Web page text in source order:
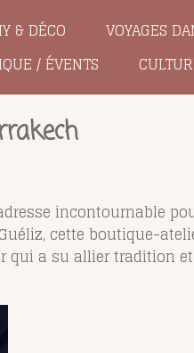
& DÉCO
VOYAGES
/ ÉVENTS
incontournable
cette boutique-
a su allier tradition